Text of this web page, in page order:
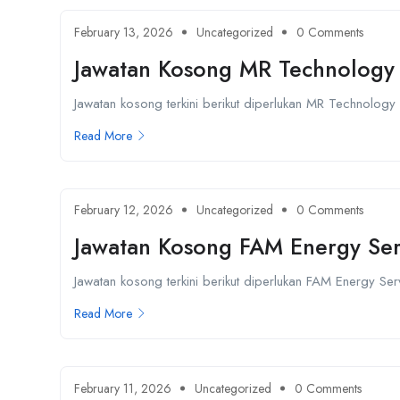
February 13, 2026 Uncategorized 0 Comments
Jawatan Kosong MR
Jawatan kosong terkini berikut diperlukan MR
Read More
February 12, 2026 Uncategorized 0 Comments
Jawatan Kosong FAM Energy
Jawatan kosong terkini berikut diperlukan FAM Energy
Read More
February 11, 2026 Uncategorized 0 Comments